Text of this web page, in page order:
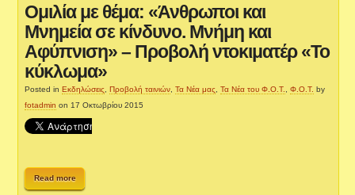
Ομιλία με θέμα: «Άνθρωποι και
Μνημεία σε κίνδυνο. Μνήμη και
Αφύπνιση» – Προβολή ντοκιματέρ «Το
κύκλωμα»
Posted inΕκδηλώσεις ,Προβολή ταινιών ,Τα Νέα μας ,Τα Νέα του Φ.Ο.Τ. ,Φ.Ο.Τ. by
fotadmin on 17 Οκτωβρίου 2015
Read more